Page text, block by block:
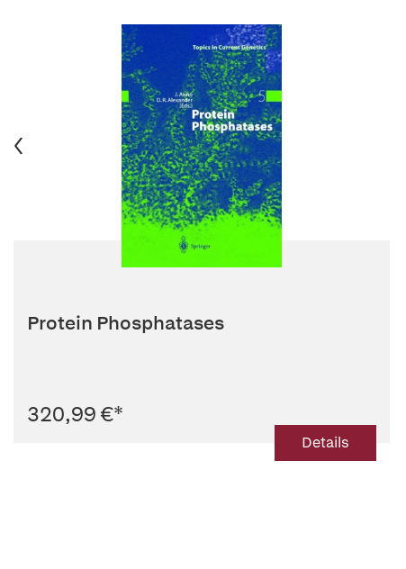
Protein Phosphatases
320,99 €*
Details